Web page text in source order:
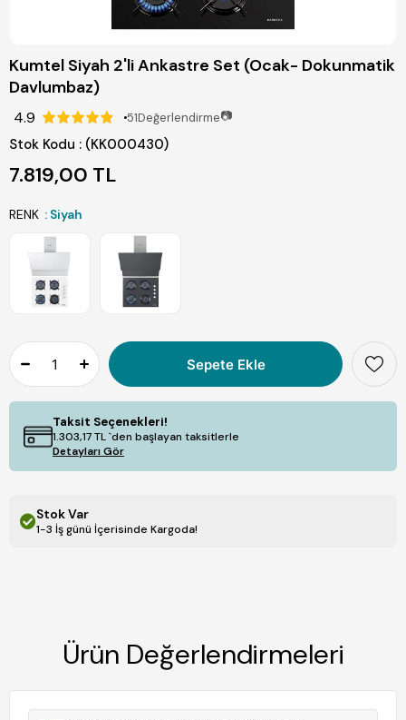
Kumtel Siyah 2'li Ankastre Set (Ocak- Dokunmatik
Davlumbaz)
4.9 51Değerlendirme📷
Stok Kodu (KK000430)
7.819,00 TL
RENK : Siyah
Taksit Seçenekleri!
1.303,17 TL`den başlayan taksitlerle
Detayları Gör
Stok Var
1-3 İş günü İçerisinde Kargoda!
Ürün Değerlendirmeleri